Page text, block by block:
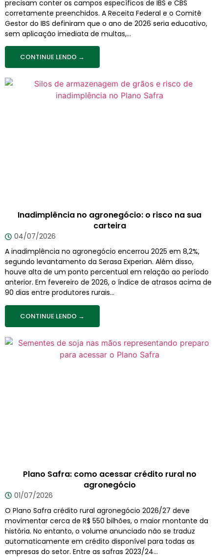
precisam conter os campos específicos de IBS e CBS
corretamente preenchidos. A Receita Federal e o Comitê
Gestor do IBS definiram que o ano de 2026 seria educativo,
sem aplicação imediata de multas,...
CONTINUE LENDO →
Inadimplência no agronegócio: o risco na sua
carteira
04/07/2026
A inadimplência no agronegócio encerrou 2025 em 8,2%,
segundo levantamento da Serasa Experian. Além disso,
houve alta de um ponto percentual em relação ao período
anterior. Em fevereiro de 2026, o índice de atrasos acima de
90 dias entre produtores rurais...
CONTINUE LENDO →
Plano Safra: como acessar crédito rural no
agronegócio
01/07/2026
O Plano Safra crédito rural agronegócio 2026/27 deve
movimentar cerca de R$ 550 bilhões, o maior montante da
história. No entanto, o volume anunciado não se traduz
automaticamente em crédito disponível para todas as
empresas do setor. Entre as safras 2023/24...